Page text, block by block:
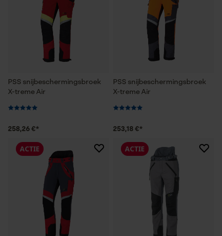
PSS snijbeschermingsbroek
X-treme Air
258,26 €*
PSS snijbeschermingsbroek
X-treme Air
253,18 €*
ACTIE ACTIE